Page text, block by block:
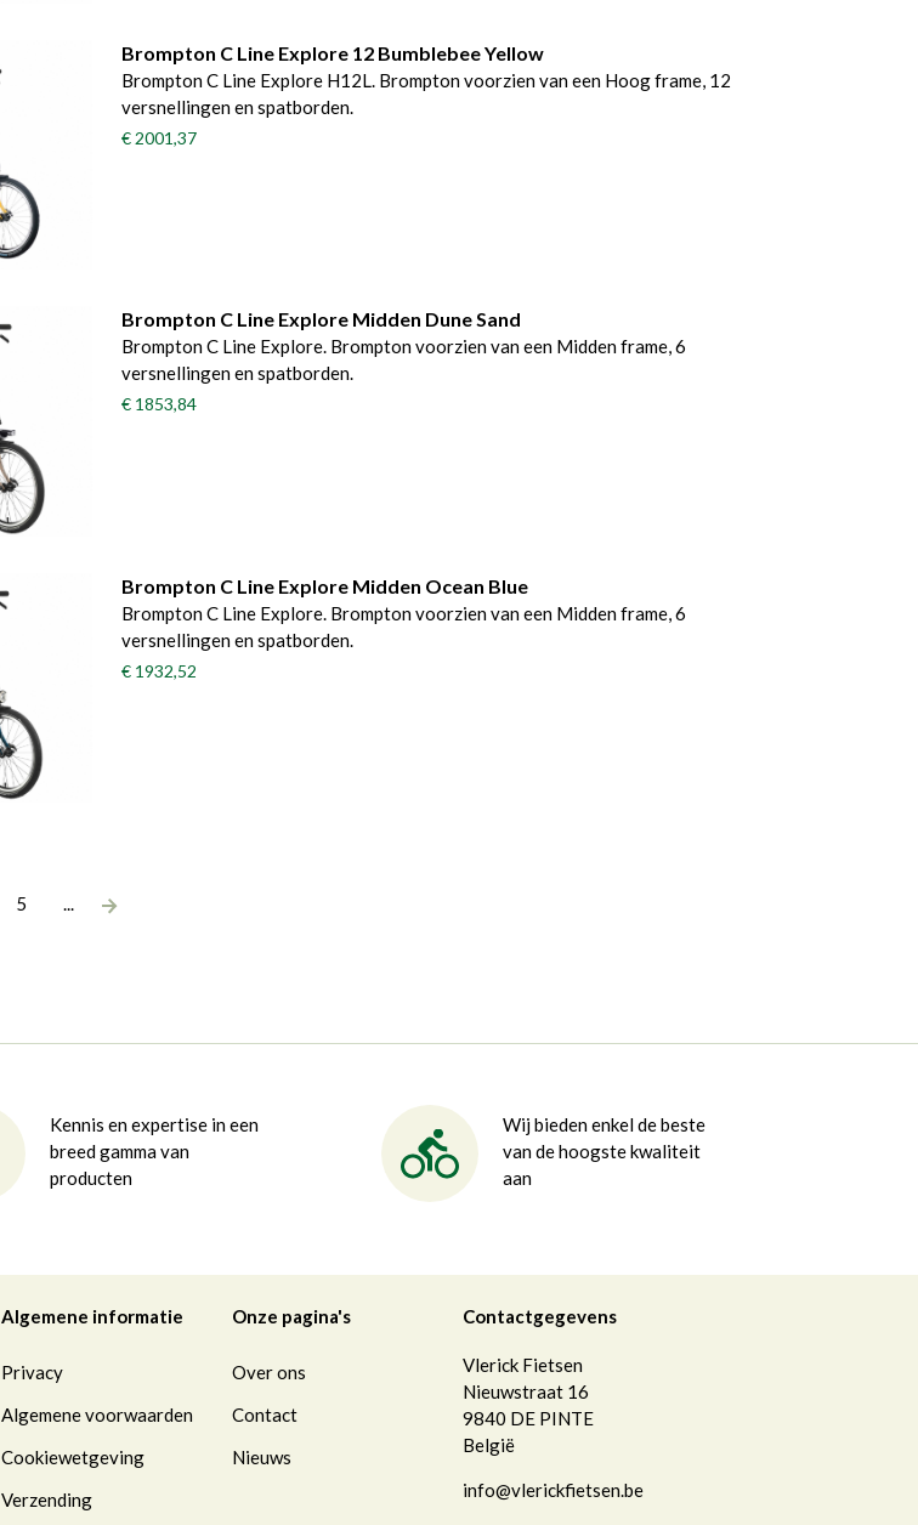
Brompton C Line Explore 12 Bumblebee Yellow
Brompton C Line Explore H12L. Brompton voorzien van een Hoog frame, 12
versnellingen en spatborden.
€ 2001,37
Brompton C Line Explore Midden Dune Sand
Brompton C Line Explore. Brompton voorzien van een Midden frame, 6
versnellingen en spatborden.
€ 1853,84
Brompton C Line Explore Midden Ocean Blue
Brompton C Line Explore. Brompton voorzien van een Midden frame, 6
versnellingen en spatborden.
€ 1932,52
5 ...
Kennis en expertise in een
breed gamma van
producten
Wij bieden enkel de beste
van de hoogste kwaliteit
aan
Algemene informatie
Privacy
Algemene voorwaarden
Cookiewetgeving
Verzending
Onze pagina's
Over ons
Contact
Nieuws
Contactgegevens
Vlerick Fietsen
Nieuwstraat 16
9840 DE PINTE
België
info@vlerickfietsen.be